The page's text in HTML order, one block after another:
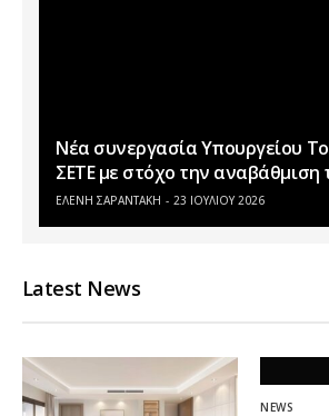
Νέα συνεργασία Υπουργείου
ΣΕΤΕ με στόχο την αναβάθμιση
ΕΛΕΝΗ ΣΑΡΑΝΤΑΚΗ 23 ΙΟΥΛΊΟΥ 2026
Latest News
NEWS